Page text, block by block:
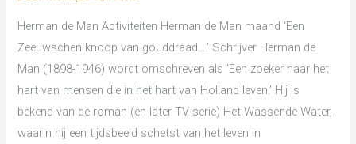
Herman de Man Activiteiten Herman de Man maand ‘Een
Zeeuwschen knoop van gouddraad….’ Schrijver Herman de
Man (1898-1946) wordt omschreven als ‘Een zoeker naar het
hart van mensen die in het hart van Holland leven.’ Hij is
bekend van de roman (en later TV-serie) Het Wassende Water,
waarin hij een tijdsbeeld schetst van het leven in